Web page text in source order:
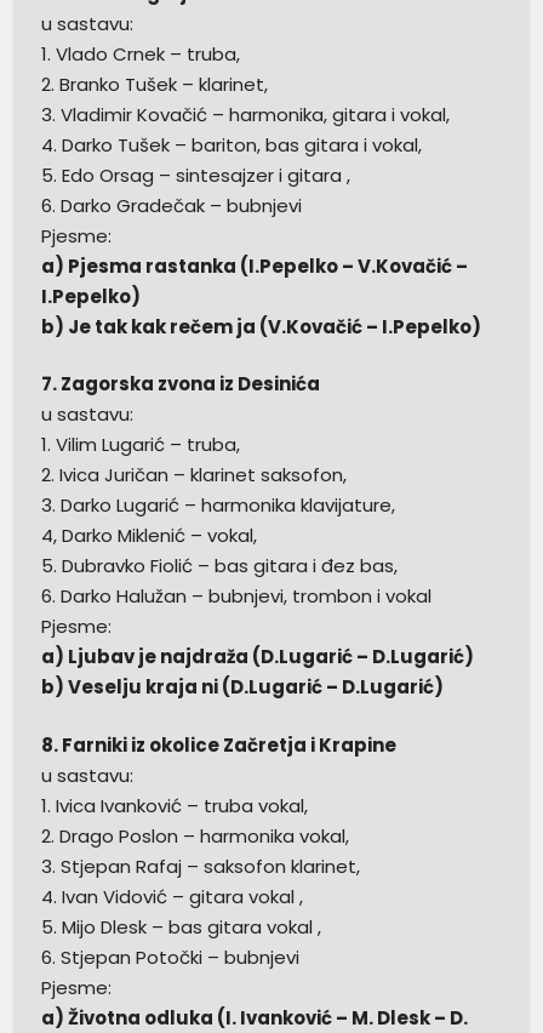
u sastavu:
1. Vlado Crnek – truba,
2. Branko Tušek – klarinet,
3. Vladimir Kovačić – harmonika, gitara i vokal,
4. Darko Tušek – bariton, bas gitara i vokal,
5. Edo Orsag – sintesajzer i gitara ,
6. Darko Gradečak – bubnjevi
Pjesme:
a) Pjesma rastanka (I.Pepelko – V.Kovačić –
I.Pepelko)
b) Je tak kak rečem ja (V.Kovačić – I.Pepelko)
7. Zagorska zvona iz Desinića
u sastavu:
1. Vilim Lugarić – truba,
2. Ivica Juričan – klarinet saksofon,
3. Darko Lugarić – harmonika klavijature,
4, Darko Miklenić – vokal,
5. Dubravko Fiolić – bas gitara i đez bas,
6. Darko Halužan – bubnjevi, trombon i vokal
Pjesme:
a) Ljubav je najdraža (D.Lugarić – D.Lugarić)
b) Veselju kraja ni (D.Lugarić – D.Lugarić)
8. Farniki iz okolice Začretja i Krapine
u sastavu:
1. Ivica Ivanković – truba vokal,
2. Drago Poslon – harmonika vokal,
3. Stjepan Rafaj – saksofon klarinet,
4. Ivan Vidović – gitara vokal ,
5. Mijo Dlesk – bas gitara vokal ,
6. Stjepan Potočki – bubnjevi
Pjesme:
a) Životna odluka (I. Ivanković – M. Dlesk – D.